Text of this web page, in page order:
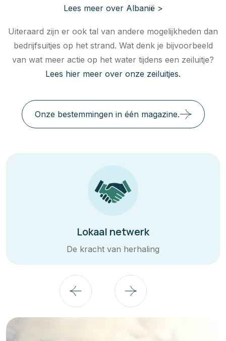
Lees meer over Albanië >
Uiteraard zijn er ook tal van andere mogelijkheden dan
bedrijfsuitjes op het strand. Wat denk je bijvoorbeeld
van wat meer actie op het water tijdens een zeiluitje?
Lees hier meer over onze zeiluitjes.
Onze bestemmingen in één magazine.
Lokaal netwerk
De kracht van herhaling